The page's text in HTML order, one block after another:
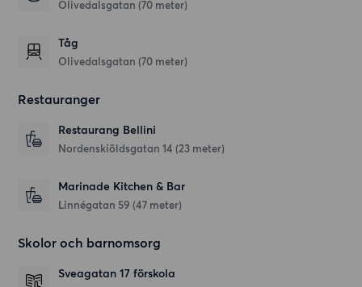
Olivedalsgatan (70 meter)
Tåg
Olivedalsgatan (70 meter)
Restauranger
Restaurang Bellini
Nordenskiöldsgatan 14 (23 meter)
Marinade Kitchen & Bar
Linnégatan 59 (47 meter)
Skolor och barnomsorg
Sveagatan 17 förskola